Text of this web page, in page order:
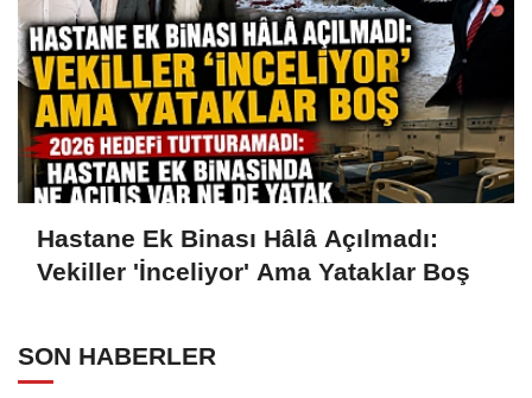
Hastane Ek Binası Hâlâ Açılmadı:
Vekiller 'İnceliyor' Ama Yataklar Boş
SON HABERLER